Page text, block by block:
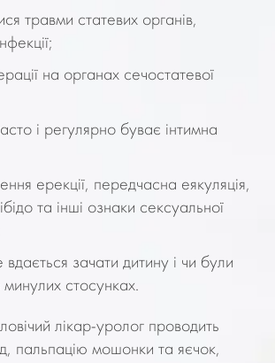
травми статевих органів,
на органах сечостатевої
і регулярно буває інтимна
ерекції, передчасна еякуляція,
та інші ознаки сексуальної
зачати дитину і чи були
минулих стосунках.
лікар-уролог проводить
пальпацію мошонки та яєчок,